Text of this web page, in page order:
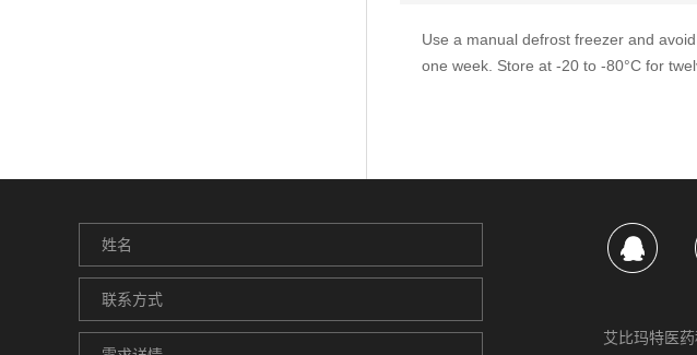
Use a manual defrost freezer and
one week. Store at -20 to -80°C for
艾比玛特医